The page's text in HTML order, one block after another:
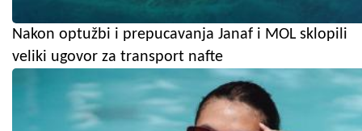
Nakon optužbi i prepucavanja Janaf i MOL sklopili
veliki ugovor za transport nafte